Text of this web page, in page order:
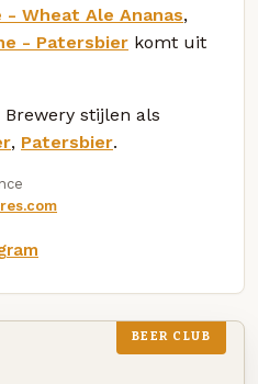
- Wheat Ale Ananas,
- Patersbier komt uit
stijlen als
, Patersbier.
BEER CLUB